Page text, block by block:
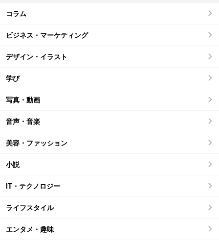
コラム
ビジネス・マーケティング
デザイン・イラスト
学び
写真・動画
音声・音楽
美容・ファッション
小説
IT・テクノロジー
ライフスタイル
エンタメ・趣味